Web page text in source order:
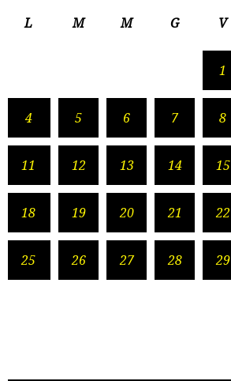
L M M G V
1
4 5 6 7 8
11 12 13 14 15
18 19 20 21 22
25 26 27 28 29